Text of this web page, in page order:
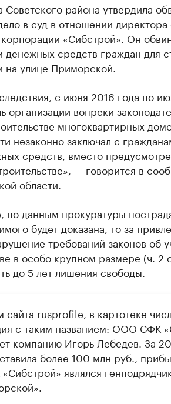
Советского района утвердила
в суд в отношении директора
«Сибстрой». Он
денежных средств граждан для
на улице Приморской.
с июня 2016 года по
организации вопреки
многоквартирных
незаконно заключал с
средств, вместо
— говорится в
области.
по данным прокуратуры
будет доказана, то за
требований законов об
в особо крупном размере (ч.
до 5 лет лишения свободы.
rusprofile, в картотеке
с таким названием: ООО СФК
компанию Игорь Лебедев. За
более 100 млн руб.,
являлся